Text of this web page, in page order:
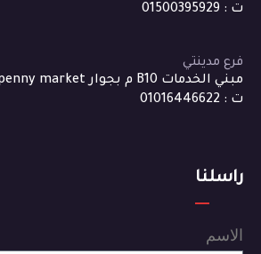
ت : 01500395929
فرع مدينتي
مبني الخدمات B10 م بجوار penny market .
ت : 01016446622
راسلنا
الاسم